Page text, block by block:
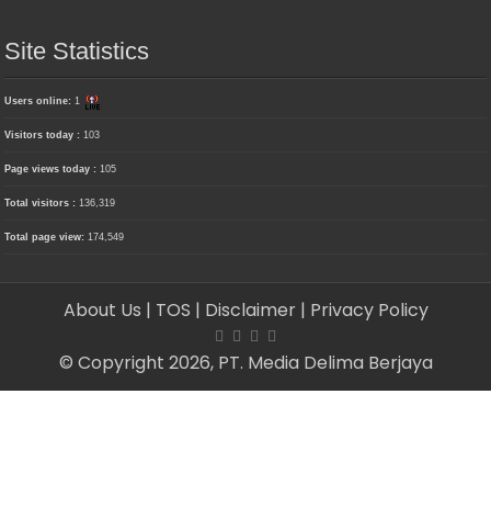
Site Statistics
Users online:1
Visitors today :103
Page views today :105
Total visitors :136,319
Total page view:174,549
About Us | TOS | Disclaimer | Privacy Policy
© Copyright 2026, PT. Media Delima Berjaya